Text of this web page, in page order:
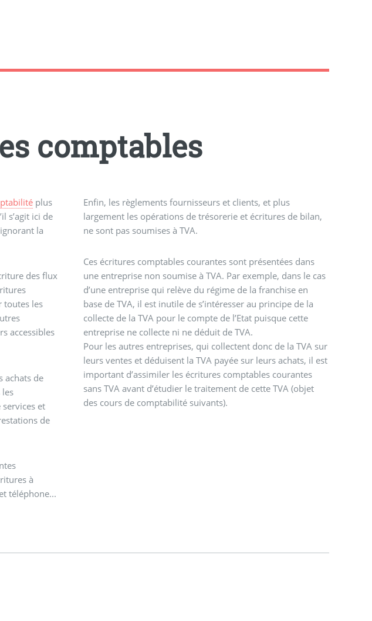
comptables
plus
s’agit ici de
la
des flux
toutes les
accessibles
achats de
les
et
de
à
téléphone...
Enfin, les règlements fournisseurs et clients, et plus
largement les opérations de trésorerie et écritures de bilan,
ne sont pas soumises à TVA.
Ces écritures comptables courantes sont présentées dans
une entreprise non soumise à TVA. Par exemple, dans le cas
d’une entreprise qui relève du régime de la franchise en
base de TVA, il est inutile de s’intéresser au principe de la
collecte de la TVA pour le compte de l’Etat puisque cette
entreprise ne collecte ni ne déduit de TVA.
Pour les autres entreprises, qui collectent donc de la TVA sur
leurs ventes et déduisent la TVA payée sur leurs achats, il est
important d’assimiler les écritures comptables courantes
sans TVA avant d’étudier le traitement de cette TVA (objet
des cours de comptabilité suivants).